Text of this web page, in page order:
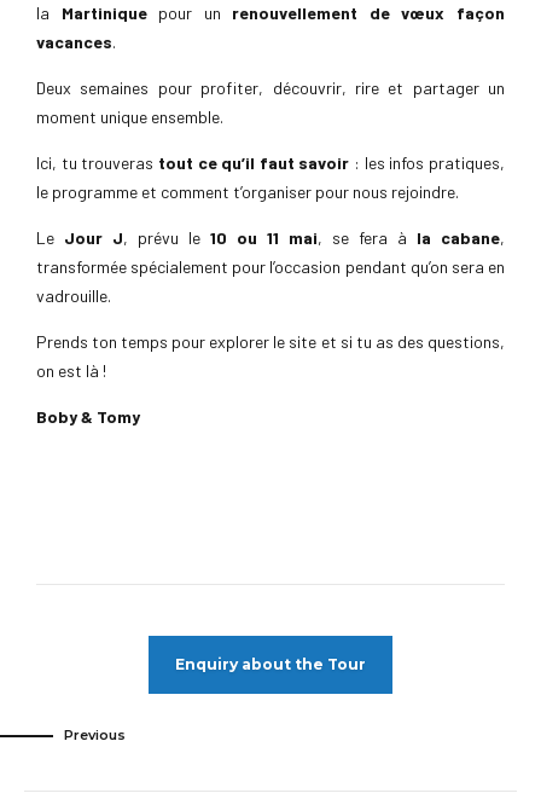
la Martiniquepour un renouvellement de vœux façon
vacances.
Deux semaines pour profiter, découvrir, rire et partager un
moment unique ensemble.
Ici, tu trouveras tout ce qu’il faut savoir : les infos pratiques,
le programme et comment t’organiser pour nous rejoindre.
Le Jour J, prévu le 10 ou 11 mai, se fera à la cabane,
transformée spécialement pour l’occasion pendant qu’on sera en
vadrouille.
Prends ton temps pour explorer le site et si tu as des questions,
on est là !
Boby & Tomy
Enquiry about the Tour
Previous